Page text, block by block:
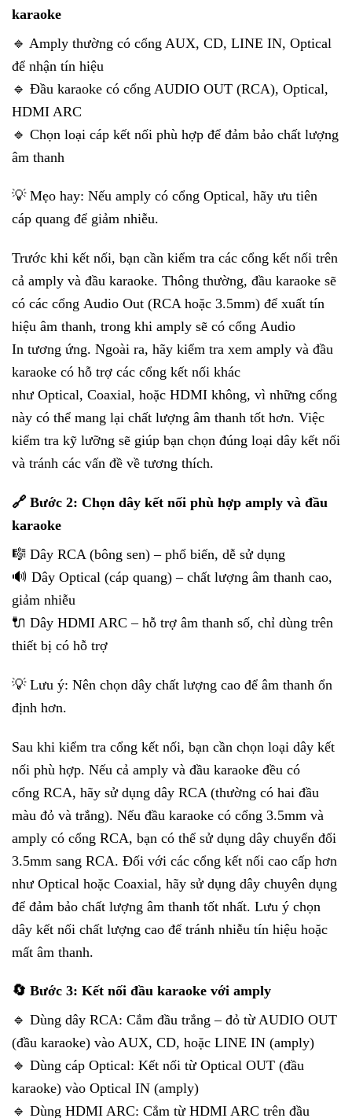
karaoke
🔹 Amply thường có cổng AUX, CD, LINE IN, Optical
để nhận tín hiệu
🔹 Đầu karaoke có cổng AUDIO OUT (RCA), Optical,
HDMI ARC
🔹 Chọn loại cáp kết nối phù hợp để đảm bảo chất lượng
âm thanh
💡 Mẹo hay: Nếu amply có cổng Optical, hãy ưu tiên
cáp quang để giảm nhiễu.
Trước khi kết nối, bạn cần kiểm tra các cổng kết nối trên
cả amply và đầu karaoke. Thông thường, đầu karaoke sẽ
có các cổng Audio Out (RCA hoặc 3.5mm) để xuất tín
hiệu âm thanh, trong khi amply sẽ có cổng Audio
In tương ứng. Ngoài ra, hãy kiểm tra xem amply và đầu
karaoke có hỗ trợ các cổng kết nối khác
như Optical, Coaxial, hoặc HDMI không, vì những cổng
này có thể mang lại chất lượng âm thanh tốt hơn. Việc
kiểm tra kỹ lưỡng sẽ giúp bạn chọn đúng loại dây kết nối
và tránh các vấn đề về tương thích.
🔗 Bước 2: Chọn dây kết nối phù hợp amply và đầu
karaoke
🎼 Dây RCA (bông sen) – phổ biến, dễ sử dụng
🔊 Dây Optical (cáp quang) – chất lượng âm thanh cao,
giảm nhiễu
🔌 Dây HDMI ARC – hỗ trợ âm thanh số, chỉ dùng trên
thiết bị có hỗ trợ
💡 Lưu ý: Nên chọn dây chất lượng cao để âm thanh ổn
định hơn.
Sau khi kiểm tra cổng kết nối, bạn cần chọn loại dây kết
nối phù hợp. Nếu cả amply và đầu karaoke đều có
cổng RCA, hãy sử dụng dây RCA (thường có hai đầu
màu đỏ và trắng). Nếu đầu karaoke có cổng 3.5mm và
amply có cổng RCA, bạn có thể sử dụng dây chuyển đổi
3.5mm sang RCA. Đối với các cổng kết nối cao cấp hơn
như Optical hoặc Coaxial, hãy sử dụng dây chuyên dụng
để đảm bảo chất lượng âm thanh tốt nhất. Lưu ý chọn
dây kết nối chất lượng cao để tránh nhiễu tín hiệu hoặc
mất âm thanh.
🔄 Bước 3: Kết nối đầu karaoke với amply
🔹 Dùng dây RCA: Cắm đầu trắng – đỏ từ AUDIO OUT
(đầu karaoke) vào AUX, CD, hoặc LINE IN (amply)
🔹 Dùng cáp Optical: Kết nối từ Optical OUT (đầu
karaoke) vào Optical IN (amply)
🔹 Dùng HDMI ARC: Cắm từ HDMI ARC trên đầu